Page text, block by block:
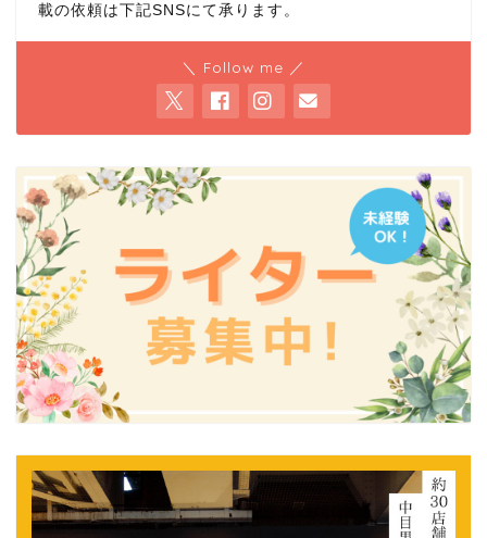
載の依頼は下記SNSにて承ります。
＼ Follow me ／